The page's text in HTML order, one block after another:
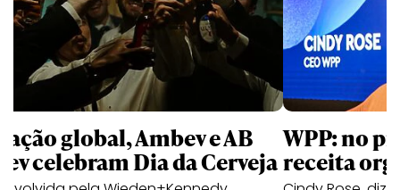
ação global, Ambev e AB
celebram Dia da Cerveja
WPP: no
receita